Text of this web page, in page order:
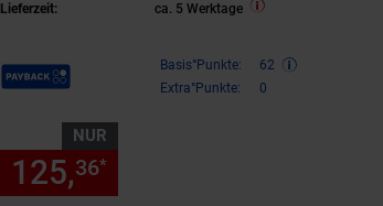
Lieferzeit:
ca. 5 Werktage
Payback Punkte Basis°Punkte:
62
Extra°Punkte:
0
NUR
125,36*